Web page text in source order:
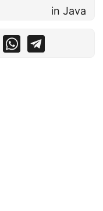
in Java